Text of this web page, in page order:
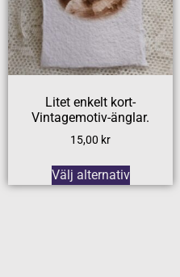
Litet enkelt kort-
Vintagemotiv-änglar.
15,00 kr
Välj alternativ